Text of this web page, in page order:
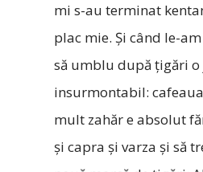
mi s-au terminat
plac mie. Şi când le-
să umblu după ţigări
insurmontabil:
mult zahăr e absolut
şi capra şi varza şi să